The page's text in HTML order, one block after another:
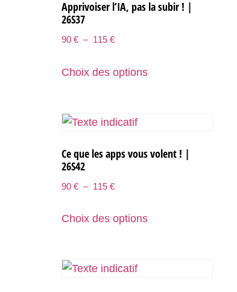
Apprivoiser l’IA, pas la subir ! |
26S37
90 € – 115 €
Choix des options
Ce que les apps vous volent ! |
26S42
90 € – 115 €
Choix des options